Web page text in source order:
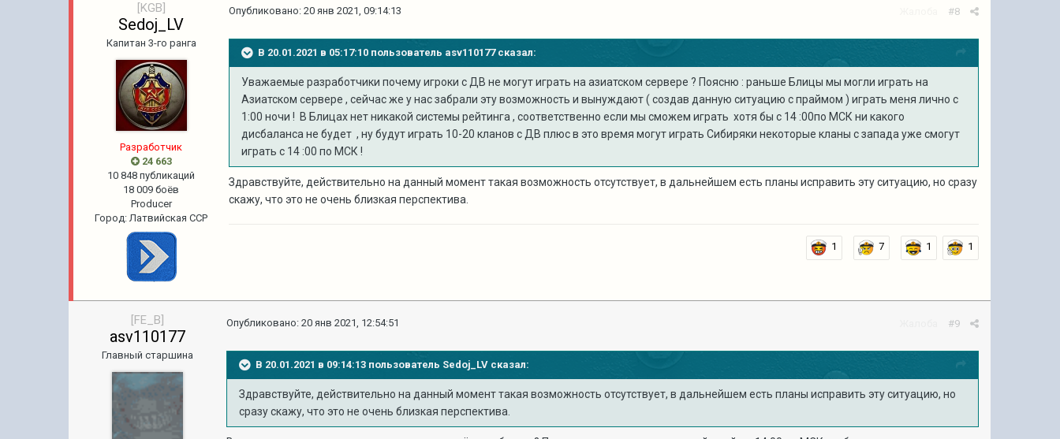
[KGB]
Sedoj_LV
Капитан 3-го ранга
Pазработчик
24 663
10 848 публикаций
18 009 боёв
Producer
Город:Латвийская ССР
#8
Опубликовано:20 янв 2021, 09:14:13
В 20.01.2021 в 05:17:10 пользователь asv110177сказал:
Уважаемые разработчики почему игроки с ДВ не могут играть на азиатском сервере ? Поясню : раньше Блицы мы могли играть на
Азиатском сервере , сейчас же у нас забрали эту возможность и вынуждают ( создав данную ситуацию с праймом ) играть меня лично с
1:00 ночи ! В Блицах нет никакой системы рейтинга , соответственно если мы сможем играть хотя бы с 14 :00по МСК ни какого
дисбаланса не будет , ну будут играть 10-20 кланов с ДВ плюс в это время могут играть Сибиряки некоторые кланы с запада уже смогут
играть с 14 :00 по МСК !
Здравствуйте, действительно на данный момент такая возможность отсутствует, в дальнейшем есть планы исправить эту ситуацию, но сразу
скажу, что это не очень близкая перспектива.
1 7 1 1
[FE_B]
asv110177
Главный старшина
#9
Опубликовано:20 янв 2021, 12:54:51
В 20.01.2021 в 09:14:13 пользователь Sedoj_LV сказал:
Здравствуйте, действительно на данный момент такая возможность отсутствует, в дальнейшем есть планы исправить эту ситуацию, но
сразу скажу, что это не очень близкая перспектива.